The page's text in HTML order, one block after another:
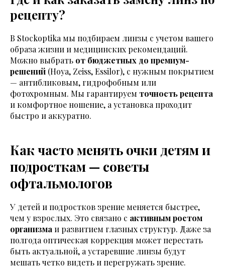
рецепту?
В Stockoptika мы подбираем линзы с учетом вашего
образа жизни и медицинских рекомендаций.
Можно выбрать от бюджетных до премиум-
решений (Hoya, Zeiss, Essilor), с нужным покрытием
— антибликовым, гидрофобным или
фотохромным. Мы гарантируем точность рецепта
и комфортное ношение, а установка проходит
быстро и аккуратно.
Как часто менять очки детям и
подросткам — советы
офтальмологов
У детей и подростков зрение меняется быстрее,
чем у взрослых. Это связано с активным ростом
организма и развитием глазных структур. Даже за
полгода оптическая коррекция может перестать
быть актуальной, а устаревшие линзы будут
мешать четко видеть и перегружать зрение.